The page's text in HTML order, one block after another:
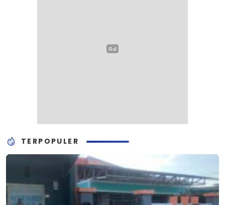
TERPOPULER